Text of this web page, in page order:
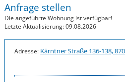
Susi-Sorglos
Impressum
Anfrage stellen
Die angeführte Wohnung ist verfügbar!
Letzte Aktualisierung: 09.08.2026
Adresse: Kärntner Straße 136-138,